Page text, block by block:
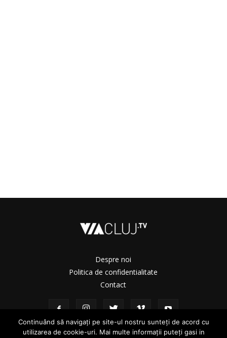
Despre noi
Politica de confidentialitate
Contact
Continuând să navigați pe site-ul nostru sunteți de acord cu
utilizarea de cookie-uri. Mai multe informații puteți gasi in